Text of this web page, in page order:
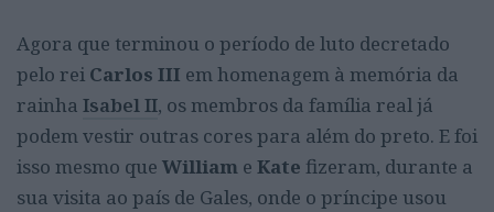
Agora que terminou o período de luto decretado
pelo rei Carlos III em homenagem à memória da
rainha Isabel II, os membros da família real já
podem vestir outras cores para além do preto. E foi
isso mesmo que William e Kate fizeram, durante a
sua visita ao país de Gales, onde o príncipe usou